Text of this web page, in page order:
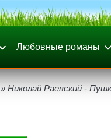
Любовные романы
» Николай Раевский -